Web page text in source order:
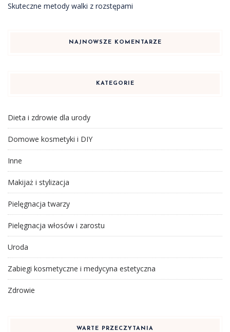
Skuteczne metody walki z rozstępami
NAJNOWSZE KOMENTARZE
KATEGORIE
Dieta i zdrowie dla urody
Domowe kosmetyki i DIY
Inne
Makijaż i stylizacja
Pielęgnacja twarzy
Pielęgnacja włosów i zarostu
Uroda
Zabiegi kosmetyczne i medycyna estetyczna
Zdrowie
WARTE PRZECZYTANIA